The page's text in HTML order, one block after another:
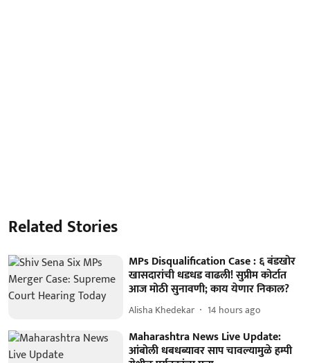
Related Stories
MPs Disqualification Case : ६ बंडखोर
खासदारांची धडधड वाढली! सुप्रीम कोर्टात
आज मोठी सुनावणी; काय येणार निकाल?
Alisha Khedekar 14 hours ago
Maharashtra News Live Update:
आंबोली धबधब्यावर साप चावल्यामुळे हम्पी